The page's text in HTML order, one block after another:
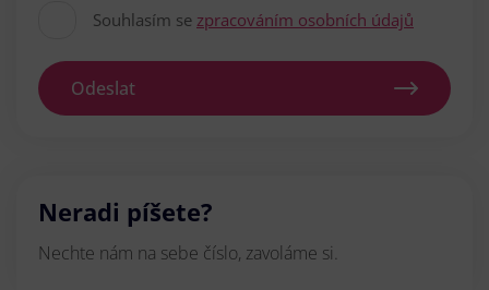
Souhlasím se zpracováním osobních údajů
Odeslat
Neradi píšete?
Nechte nám na sebe číslo, zavoláme si.